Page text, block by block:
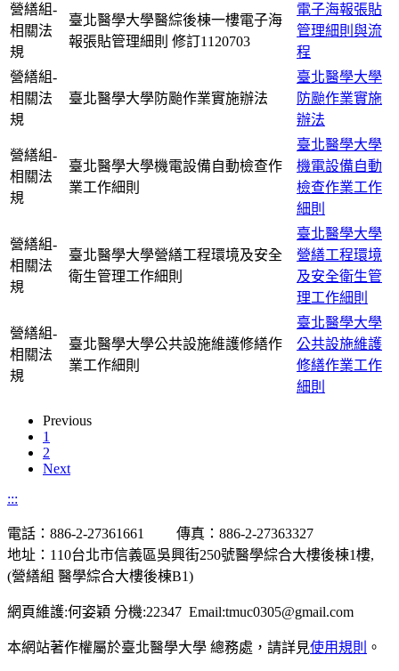
營繕組-
相關法
規
臺北醫學大學醫綜後棟一樓電子海
報張貼管理細則 修訂1120703
電子海報張貼
管理細則與流
程
營繕組-
相關法
規
臺北醫學大學防颱作業實施辦法
臺北醫學大學
防颱作業實施
辦法
營繕組-
相關法
規
臺北醫學大學機電設備自動檢查作
業工作細則
臺北醫學大學
機電設備自動
檢查作業工作
細則
營繕組-
相關法
規
臺北醫學大學營繕工程環境及安全
衛生管理工作細則
臺北醫學大學
營繕工程環境
及安全衛生管
理工作細則
營繕組-
相關法
規
臺北醫學大學公共設施維護修繕作
業工作細則
臺北醫學大學
公共設施維護
修繕作業工作
細則
Previous
1
2
Next
:::
電話：886-2-27361661 傳真：886-2-27363327
地址：110台北市信義區吳興街250號醫學綜合大樓後棟1樓,
(營繕組 醫學綜合大樓後棟B1)
網頁維護:何姿穎 分機:22347 Email:tmuc0305@gmail.com
本網站著作權屬於臺北醫學大學 總務處，請詳見使用規則 。